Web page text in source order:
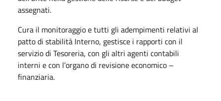
assegnati.
Cura il monitoraggio e tutti gli adempimenti relativi al
patto di stabilità Interno, gestisce i rapporti con il
servizio di Tesoreria, con gli altri agenti contabili
interni e con l’organo di revisione economico –
finanziaria.